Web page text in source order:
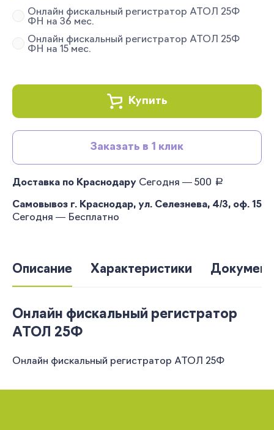
Онлайн фискальный регистратор АТОЛ 25Ф
ФН на 36 мес.
Онлайн фискальный регистратор АТОЛ 25Ф
ФН на 15 мес.
Купить
Заказать в 1 клик
Доставка по Краснодару Сегодня — 500 руб.
Самовывоз г. Краснодар, ул. Селезнева, 4/3, оф. 15
Сегодня — Бесплатно
Описание Характеристики
Онлайн фискальный регистратор
АТОЛ 25Ф
Онлайн фискальный регистратор АТОЛ 25Ф